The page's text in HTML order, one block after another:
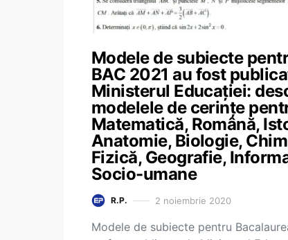
Modele de subiecte
BAC 2021 au fost
Ministerul Educației:
modelele de cerințe
Matematică, Română,
Anatomie, Biologie,
Fizică, Geografie,
Socio-umane
R.P. 2 noiembrie 2020
Modele de subiecte pentru